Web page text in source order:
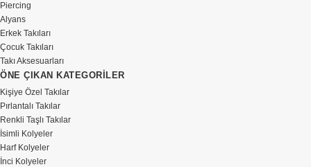
Piercing
Alyans
Erkek Takıları
Çocuk Takıları
Takı Aksesuarları
ÖNE ÇIKAN KATEGORİLER
Kişiye Özel Takılar
Pırlantalı Takılar
Renkli Taşlı Takılar
İsimli Kolyeler
Harf Kolyeler
İnci Kolyeler